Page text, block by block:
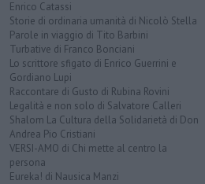
Enrico Catassi
Storie di ordinaria umanità di Nicolò Stella
Parole in viaggio di Tito Barbini
Turbative di Franco Bonciani
Lo scrittore sfigato di Enrico Guerrini e
Gordiano Lupi
Raccontare di Gusto di Rubina Rovini
Legalità e non solo di Salvatore Calleri
Shalom La Cultura della Solidarietà di Don
Andrea Pio Cristiani
VERSI-AMO di Chi mette al centro la
persona
Eureka! di Nausica Manzi